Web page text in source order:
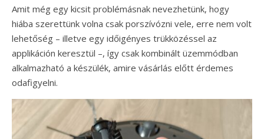
Amit még egy kicsit problémásnak nevezhetünk, hogy
hiába szerettünk volna csak porszívózni vele, erre nem volt
lehetőség – illetve egy időigényes trükközéssel az
applikáción keresztül –, így csak kombinált üzemmódban
alkalmazható a készülék, amire vásárlás előtt érdemes
odafigyelni.